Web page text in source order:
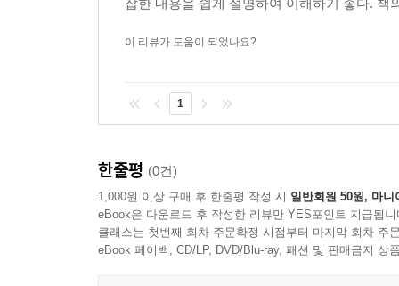
잡한 내용을 쉽게 설명하여 이해하기 좋다.
이 리뷰가 도움이 되었나요?
1
한줄평 (0건)
1,000원 이상 구매 후 한줄평 작성 시 일반회원 50원, 마니
eBook은 다운로드 후 작성한 리뷰만 YES포인트 지급됩니
클래스는 첫번째 회차 주문확정 시점부터 마지막 회차 주
eBook 페이백, CD/LP, DVD/Blu-ray, 패션 및 판매금지 상